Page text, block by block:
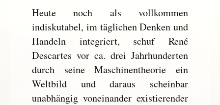
Heute noch als vollkommen
indiskutabel, im täglichen Denken und
Handeln integriert, schuf René
Descartes vor ca. drei Jahrhunderten
durch seine Maschinentheorie ein
Weltbild und daraus scheinbar
unabhängig voneinander existierender